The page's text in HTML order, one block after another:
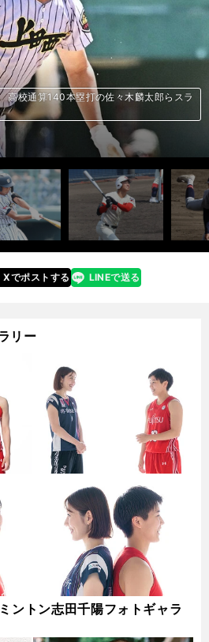
好投手10人 プロ注目の逸材で主役の座を
好投手10人 プロ注目の逸材で主役の座を
好投手10人 プロ注目の逸材で主役の座を
好投手10人 プロ注目の逸材で主役の座を
好投手10人 プロ注目の逸材で主役の座を
好投手10人 プロ注目の逸材で主役の座を
好投手10人 プロ注目の逸材で主役の座を
好投手10人 プロ注目の逸材で主役の座を
好投手10人 プロ注目の逸材で主役の座を
好投手10人 プロ注目の逸材で主役の座を
校通算140本塁打の佐々木麟太郎らスラ
校通算140本塁打の佐々木麟太郎らスラ
校通算140本塁打の佐々木麟太郎らスラ
校通算140本塁打の佐々木麟太郎らスラ
校通算140本塁打の佐々木麟太郎らスラ
校通算140本塁打の佐々木麟太郎らスラ
校通算140本塁打の佐々木麟太郎らスラ
校通算140本塁打の佐々木麟太郎らスラ
校通算140本塁打の佐々木麟太郎らスラ
校通算140本塁打の佐々木麟太郎らスラ
Xでポストする
line LINEで送る
リー
ントン志田千陽フォトギャラ